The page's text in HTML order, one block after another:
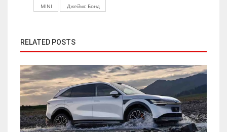
MINI Джеймс Бонд
RELATED POSTS